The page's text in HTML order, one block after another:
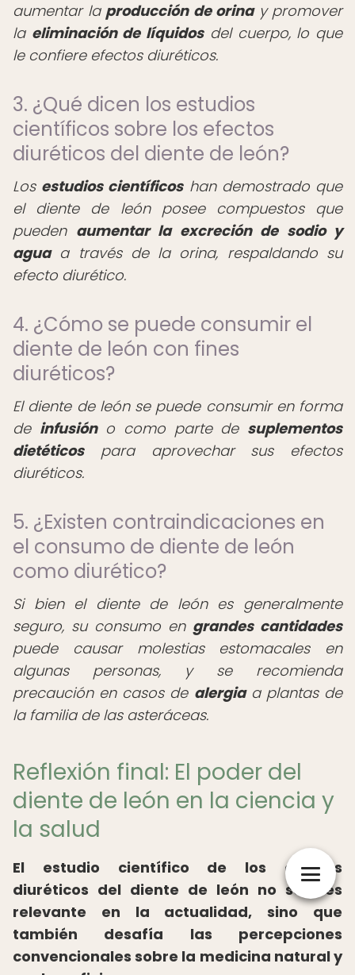
aumentar la producción de orinay promover
la eliminación de líquidosdel cuerpo, lo que
le confiere efectos diuréticos.
3. ¿Qué dicen los estudios
científicos sobre los efectos
diuréticos del diente de león?
Los estudios científicoshan demostrado que
el diente de león posee compuestos que
pueden aumentar la excreción de sodio y
aguaa través de la orina, respaldando su
efecto diurético.
4. ¿Cómo se puede consumir el
diente de león con fines
diuréticos?
El diente de león se puede consumir en forma
de infusióno como parte de suplementos
dietéticospara aprovechar sus efectos
diuréticos.
5. ¿Existen contraindicaciones en
el consumo de diente de león
como diurético?
Si bien el diente de león es generalmente
seguro, su consumo en grandes cantidades
puede causar molestias estomacales en
algunas personas, y se recomienda
precaución en casos de alergiaa plantas de
la familia de las asteráceas.
Reflexión final: El poder del
diente de león en la ciencia y
la salud
El estudio científico de los efectos
diuréticos del diente de león no solo es
relevante en la actualidad, sino que
también desafía las percepciones
convencionales sobre la medicina natural y